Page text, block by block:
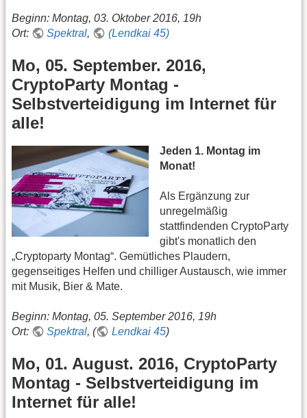
Beginn: Montag, 03. Oktober 2016, 19h
Ort:
Spektral, (Lendkai 45)
Mo, 05. September. 2016,
CryptoParty Montag -
Selbstverteidigung im Internet für
alle!
Jeden 1. Montag im
Monat!
Als Ergänzung zur
unregelmäßig
stattfindenden CryptoParty
gibt's monatlich den
„Cryptoparty Montag“. Gemütliches Plaudern,
gegenseitiges Helfen und chilliger Austausch, wie immer
mit Musik, Bier & Mate.
Beginn: Montag, 05. September 2016, 19h
Ort:
Spektral, ( Lendkai 45)
Mo, 01. August. 2016, CryptoParty
Montag - Selbstverteidigung im
Internet für alle!